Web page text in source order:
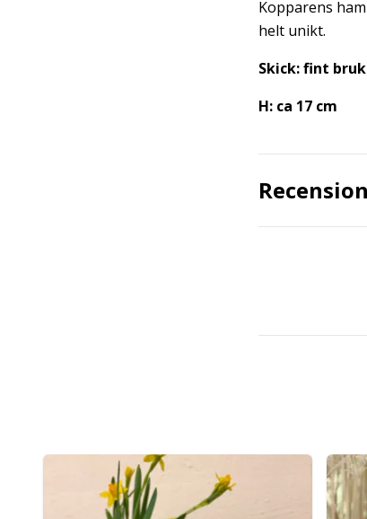
Kopparens
helt unikt.
Skick: fint
H: ca 17 cm